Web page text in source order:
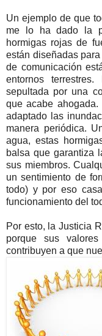
Un ejemplo de que
me lo ha dado la
hormigas rojas de
están diseñadas
de comunicación
entornos
sepultada por una
que acabe
adaptado las
manera periódica.
agua, estas
balsa que garantiza
sus miembros.
un sentimiento de
todo) y por eso
funcionamiento del
Por esto, la Justicia
porque sus
contribuyen a que